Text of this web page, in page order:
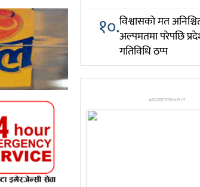
१०.विश्वासको मत
अल्पमतमा परेपछि
गतिविधि ठप्प
ADVERTISEMENT